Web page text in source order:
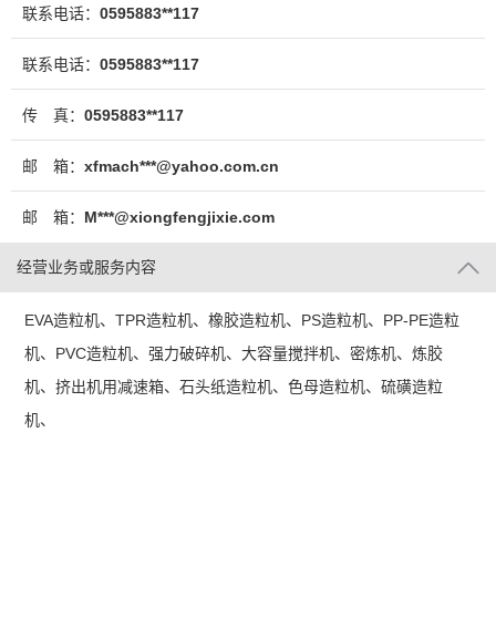
联系电话： 0595883**117
联系电话： 0595883**117
传 真： 0595883**117
邮 箱： xfmach***@yahoo.com.cn
邮 箱： M***@xiongfengjixie.com
经营业务或服务内容
EVA造粒机、TPR造粒机、橡胶造粒机、PS造粒机、PP-PE造粒
机、PVC造粒机、强力破碎机、大容量搅拌机、密炼机、炼胶
机、挤出机用减速箱、石头纸造粒机、色母造粒机、硫磺造粒
机、